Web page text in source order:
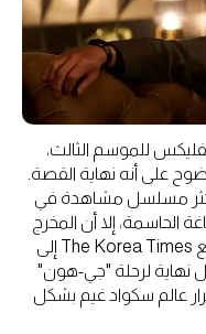
للموسم الثالث،
يصفه بوضوح على أنه نهاية القصة.
أكثر مسلسل مشاهدة في
الحاسمة، إلا أن المخرج
"هوانغ دونغ-هيوك" أشار في مقابلة مع The Korea Times إلى
نهاية لرحلة "جي-هون"
عالم سكواد غيم بشكل